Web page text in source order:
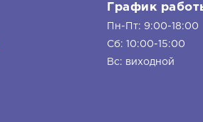
График
Пн-Пт: 9:00-18:00
Сб: 10:00-15:00
Вс: виходной